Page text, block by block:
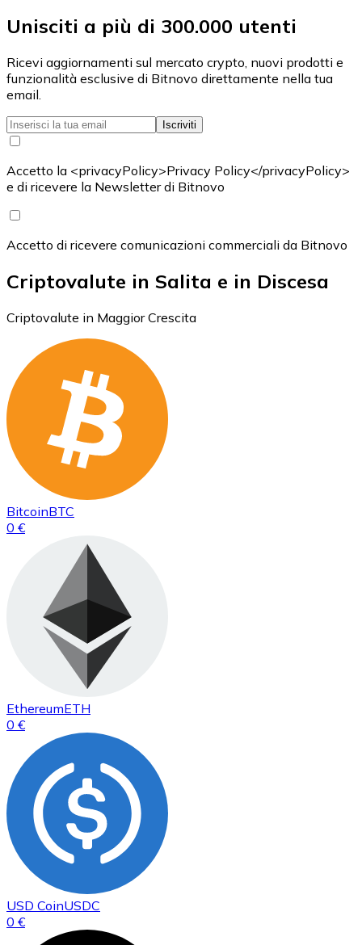
Unisciti a più di 300.000 utenti
Ricevi aggiornamenti sul mercato crypto, nuovi prodotti e
funzionalità esclusive di Bitnovo direttamente nella tua
email.
Iscriviti
Accetto la <privacyPolicy>Privacy Policy</privacyPolicy>
e di ricevere la Newsletter di Bitnovo
Accetto di ricevere comunicazioni commerciali da Bitnovo
Criptovalute in Salita e in Discesa
Criptovalute in Maggior Crescita
BitcoinBTC
0 €
EthereumETH
0 €
USD CoinUSDC
0 €